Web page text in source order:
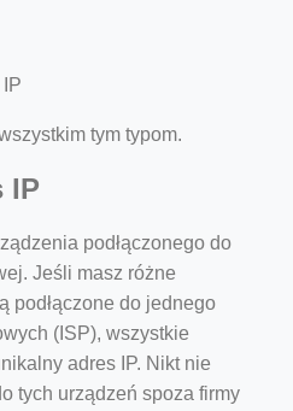
tym typom.
IP
podłączonego do
Jeśli masz różne
podłączone do jednego
(ISP), wszystkie
adres IP. Nikt nie
tych urządzeń spoza firmy